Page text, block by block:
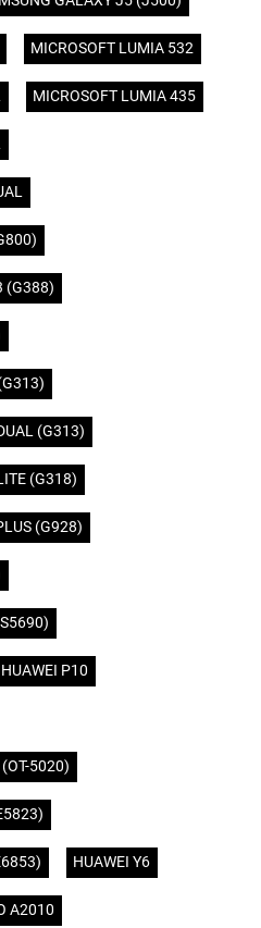
MICROSOFT LUMIA 532
MICROSOFT LUMIA 435
(G388)
(G313)
(G318)
(G928)
HUAWEI P10
5020)
HUAWEI Y6
A2010